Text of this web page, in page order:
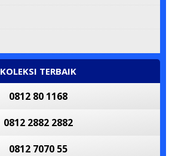
KOLEKSI TERBAIK
0812 80 1168
0812 2882 2882
0812 7070 55